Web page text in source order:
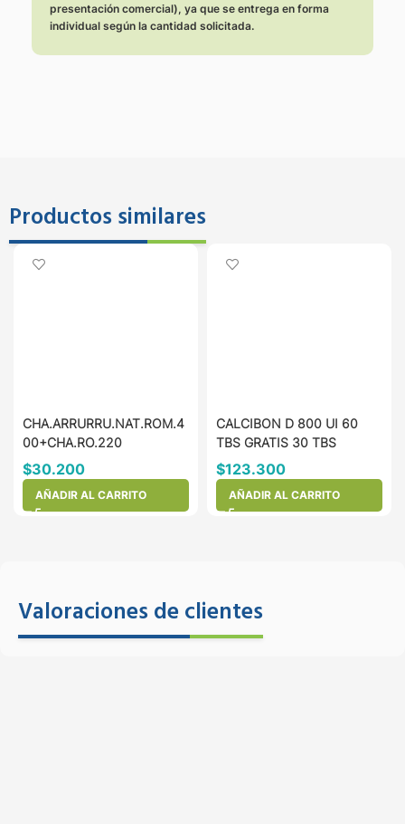
presentación comercial), ya que se entrega en forma
individual según la cantidad solicitada.
Productos similares
CHA.ARRURRU.NAT.ROM.4
00+CHA.RO.220
$30.200
AÑADIR AL CARRITO
CALCIBON D 800 UI 60
TBS GRATIS 30 TBS
$123.300
AÑADIR AL CARRITO
Valoraciones de clientes